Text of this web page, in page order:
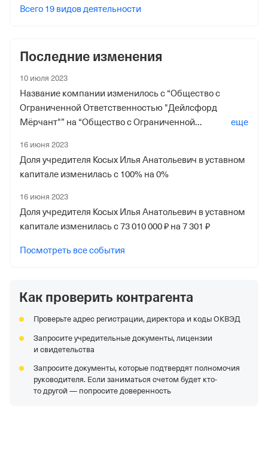
Внебюджетные фонды
1031606534
Дата регистрации
1 сентября 2018
Наименование территориального органа
Страхования Российской Федерации по гор. Москве и
Московской обл.
1031606534
Дата регистрации
Страхования Российской Федерации по гор. Москве и
Всего 19 видов деятельности
Последние изменения
10 июля 2023
Название компании изменилось с “Общество с
Ограниченной Ответственностью "Дейлсфорд
Мёрчант"” на “Общество с Ограниченной
еще
16 июня 2023
Доля учредителя Косых Илья Анатольевич в уставном
капитале изменилась с 100% на 0%
16 июня 2023
Доля учредителя Косых Илья Анатольевич в уставном
капитале изменилась с 73 010 000 ₽ на 7 301 ₽
Посмотреть все события
Как проверить контрагента
Проверьте адрес регистрации, директора и коды ОКВЭД
Запросите учредительные документы, лицензии
и свидетельства
Запросите документы, которые подтвердят полномочия
руководителя. Если заниматься счетом будет кто-
то другой — попросите доверенность